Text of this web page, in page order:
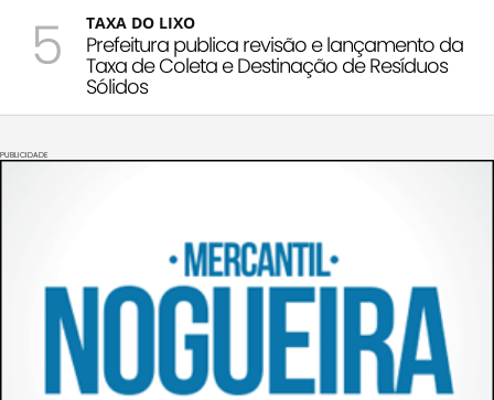
5 TAXA DO LIXO
Prefeitura publica revisão e lançamento da
Taxa de Coleta e Destinação de Resíduos
Sólidos
PUBLICIDADE